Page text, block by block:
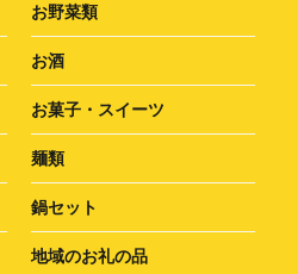
お野菜類
お酒
お菓子・スイーツ
麺類
鍋セット
地域のお礼の品